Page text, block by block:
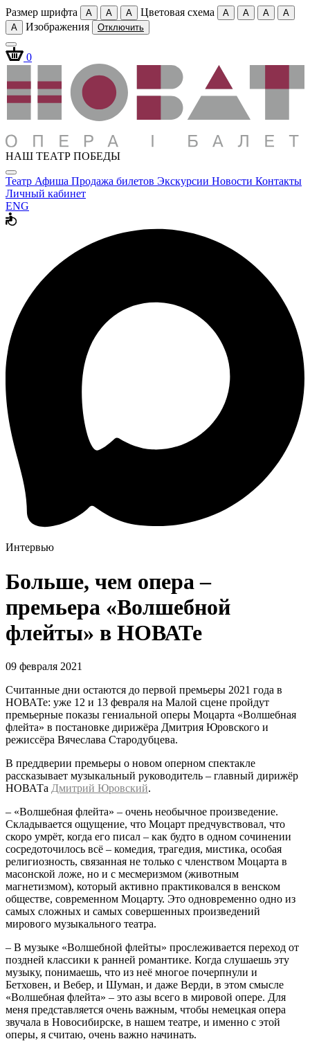
Размер шрифта A A A Цветовая схема A A A
A
A
Изображения Отключить
0
НАШ ТЕАТР ПОБЕДЫ
Театр Афиша Продажа билетов Экскурсии Новости Контакты
Личный кабинет
ENG
Интервью
Больше, чем опера –
премьера «Волшебной
флейты» в НОВАТе
09 февраля 2021
Считанные дни остаются до первой премьеры 2021 года в
НОВАТе: уже 12 и 13 февраля на Малой сцене пройдут
премьерные показы гениальной оперы Моцарта «Волшебная
флейта» в постановке дирижёра Дмитрия Юровского и
режиссёра Вячеслава Стародубцева.
В преддверии премьеры о новом оперном спектакле
рассказывает музыкальный руководитель – главный дирижёр
НОВАТа Дмитрий Юровский.
– «Волшебная флейта» – очень необычное произведение.
Складывается ощущение, что Моцарт предчувствовал, что
скоро умрёт, когда его писал – как будто в одном сочинении
сосредоточилось всё – комедия, трагедия, мистика, особая
религиозность, связанная не только с членством Моцарта в
масонской ложе, но и с месмеризмом (животным
магнетизмом), который активно практиковался в венском
обществе, современном Моцарту. Это одновременно одно из
самых сложных и самых совершенных произведений
мирового музыкального театра.
– В музыке «Волшебной флейты» прослеживается переход от
поздней классики к ранней романтике. Когда слушаешь эту
музыку, понимаешь, что из неё многое почерпнули и
Бетховен, и Вебер, и Шуман, и даже Верди, в этом смысле
«Волшебная флейта» – это азы всего в мировой опере. Для
меня представляется очень важным, чтобы немецкая опера
звучала в Новосибирске, в нашем театре, и именно с этой
оперы, я считаю, очень важно начинать.